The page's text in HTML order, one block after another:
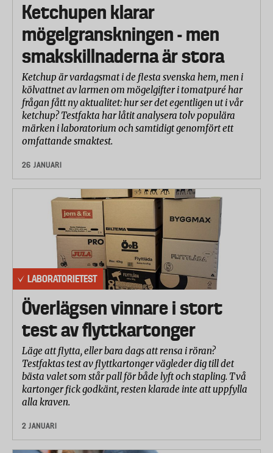
Ketchupen klarar
mögelgranskningen - men
smakskillnaderna är stora
Ketchup är vardagsmat i de flesta svenska hem, men i
kölvattnet av larmen om mögelgifter i tomatpuré har
frågan fått ny aktualitet: hur ser det egentligen ut i vår
ketchup? Testfakta har låtit analysera tolv populära
märken i laboratorium och samtidigt genomfört ett
omfattande smaktest.
26 JANUARI
LABORATORIETEST
Överlägsen vinnare i stort
test av flyttkartonger
Läge att flytta, eller bara dags att rensa i röran?
Testfaktas test av flyttkartonger vägleder dig till det
bästa valet som står pall för både lyft och stapling. Två
kartonger fick godkänt, resten klarade inte att uppfylla
alla kraven.
2 JANUARI